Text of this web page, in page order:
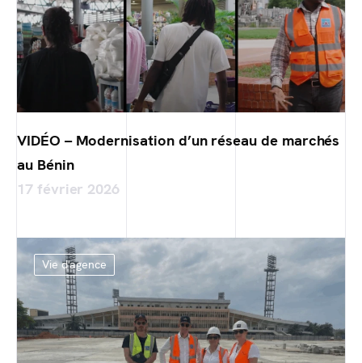
VIDÉO – Modernisation d’un réseau de marchés
au Bénin
17 février 2026
Vie d'agence